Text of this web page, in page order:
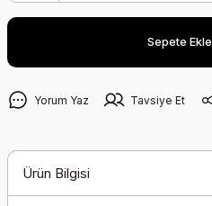
Sepete Ekle
Yorum Yaz Tavsiye Et
Ürün Bilgisi